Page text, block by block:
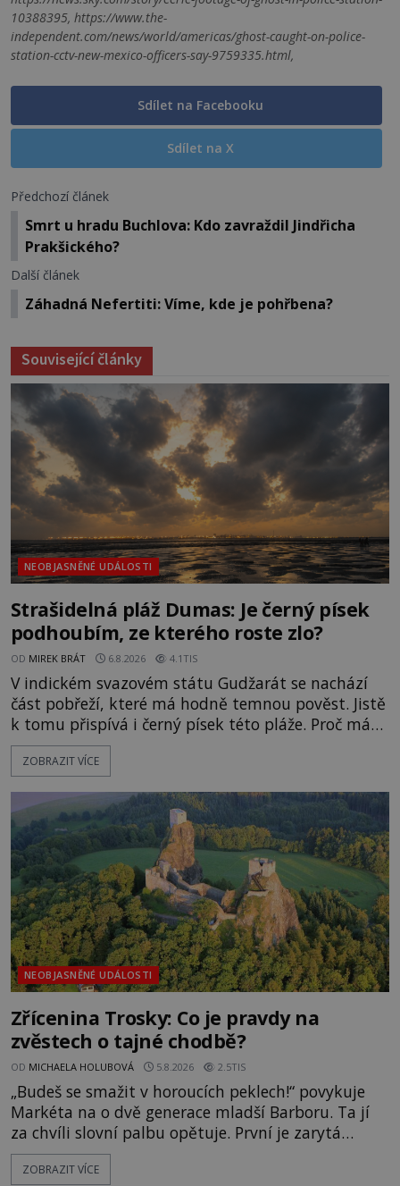
10388395, https://www.the-
independent.com/news/world/americas/ghost-caught-on-police-
station-cctv-new-mexico-officers-say-9759335.html,
Sdílet na Facebooku
Sdílet na X
Předchozí článek
Smrt u hradu Buchlova: Kdo zavraždil Jindřicha
Prakšického?
Další článek
Záhadná Nefertiti: Víme, kde je pohřbena?
Související články
NEOBJASNĚNÉ UDÁLOSTI
Strašidelná pláž Dumas: Je černý písek
podhoubím, ze kterého roste zlo?
OD MIREK BRÁT 6.8.2026 4.1TIS
V indickém svazovém státu Gudžarát se nachází
část pobřeží, které má hodně temnou pověst. Jistě
k tomu přispívá i černý písek této pláže. Proč má
pláž takové netypické zbarvení? Nakolik jsou
pravdivé historky, že zde došlo k nevysvětlitelným
následovat. Vstupujeme na pláž Dumas ve městě
Surat. Gu
ZOBRAZIT VÍCE
NEOBJASNĚNÉ UDÁLOSTI
Zřícenina Trosky: Co je pravdy na
zvěstech o tajné chodbě?
OD MICHAELA HOLUBOVÁ 5.8.2026 2.5TIS
„Budeš se smažit v horoucích peklech!“ povykuje
Markéta na o dvě generace mladší Barboru. Ta jí
za chvíli slovní palbu opětuje. První je zarytá
katolička, druhá přesvědčená kališnice. A každá z
nich se usídlí na jedné z věží slavného hradu
ZOBRAZIT VÍCE